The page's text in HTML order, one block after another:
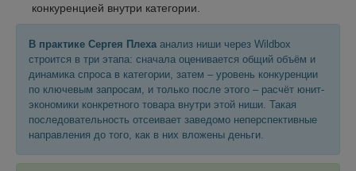
конкуренцией внутри категории.
В практике Сергея Плеха анализ ниши через Wildbox
строится в три этапа: сначала оценивается общий объём и
динамика спроса в категории, затем – уровень конкуренции
по ключевым запросам, и только после этого – расчёт юнит-
экономики конкретного товара внутри этой ниши. Такая
последовательность отсеивает заведомо неперспективные
направления до того, как в них вложены деньги.